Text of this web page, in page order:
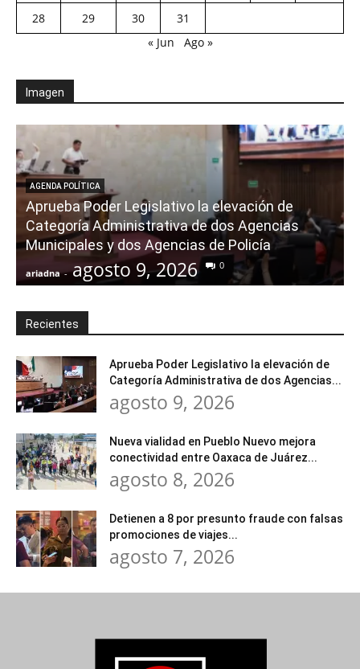
28
29 30
31
« Jun
Ago »
Imagen
AGENDA POLÍTICA
Aprueba Poder Legislativo la elevación de
Categoría Administrativa de dos Agencias
Municipales y dos Agencias de Policía
ariadna - agosto 9, 2026 0
Recientes
Aprueba Poder Legislativo la elevación de
Categoría Administrativa de dos Agencias...
agosto 9, 2026
Nueva vialidad en Pueblo Nuevo mejora
conectividad entre Oaxaca de Juárez...
agosto 8, 2026
Detienen a 8 por presunto fraude con falsas
promociones de viajes...
agosto 7, 2026